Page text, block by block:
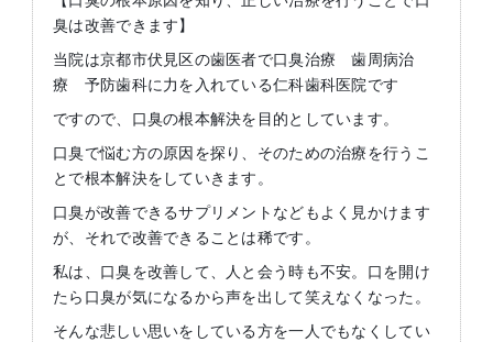
臭は改善できます】
当院は京都市伏見区の歯医者で口臭治療 歯周病治
療 予防歯科に力を入れている仁科歯科医院です
ですので、口臭の根本解決を目的としています。
口臭で悩む方の原因を探り、そのための治療を行うこ
とで根本解決をしていきます。
口臭が改善できるサプリメントなどもよく見かけます
が、それで改善できることは稀です。
私は、口臭を改善して、人と会う時も不安。口を開け
たら口臭が気になるから声を出して笑えなくなった。
そんな悲しい思いをしている方を一人でもなくしてい